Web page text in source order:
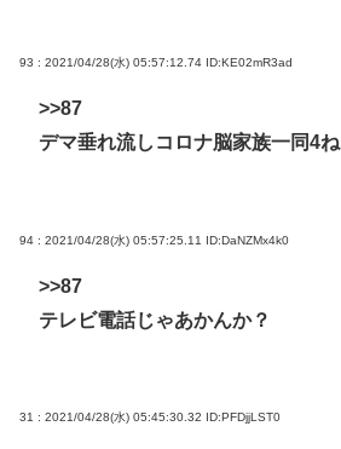
93 : 2021/04/28(水) 05:57:12.74 ID:KE02mR3ad
>>87
デマ垂れ流しコロナ脳家族一同4ね
94 : 2021/04/28(水) 05:57:25.11 ID:DaNZMx4k0
>>87
テレビ電話じゃあかんか？
31 : 2021/04/28(水) 05:45:30.32 ID:PFDjjLST0